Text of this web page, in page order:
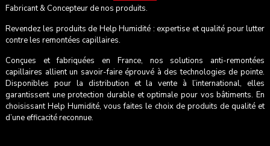
Fabricant & Concepteur de nos produits.
Revendez les produits de Help Humidité : expertise et qualité pour lutter
contre les remontées capillaires.
Conçues et fabriquées en France, nos solutions anti-remontées
capillaires allient un savoir-faire éprouvé à des technologies de pointe.
Disponibles pour la distribution et la vente à l’international, elles
garantissent une protection durable et optimale pour vos bâtiments. En
choisissant Help Humidité, vous faites le choix de produits de qualité et
d’une efficacité reconnue.